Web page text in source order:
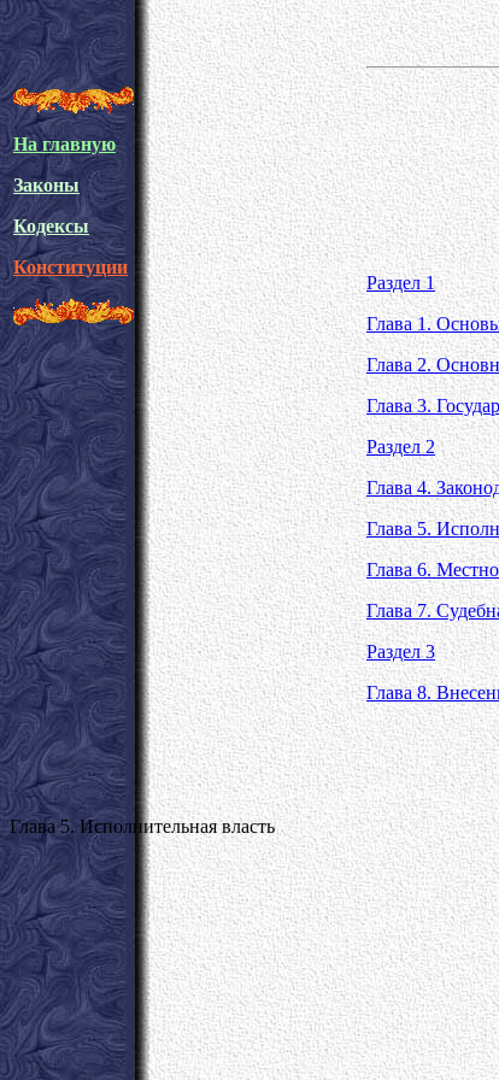
На главную
Законы
Кодексы
Конституции
Раздел 1
Глава 1.
Глава 2.
Глава 3.
Раздел 2
Глава 4.
Глава 5.
Глава 6.
Глава 7.
Раздел 3
Глава 8.
Глава 5. Исполнительная власть